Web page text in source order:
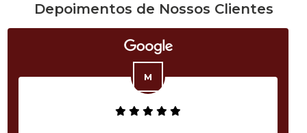
Depoimentos de Nossos Clientes